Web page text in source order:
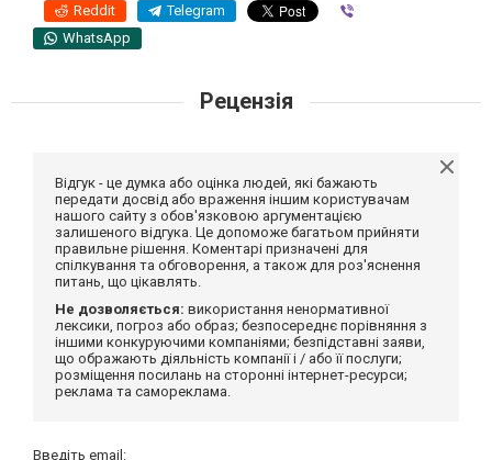
Reddit Telegram
WhatsApp
Рецензія
Відгук - це думка або оцінка людей, які бажають
передати досвід або враження іншим користувачам
нашого сайту з обов'язковою аргументацією
залишеного відгука. Це допоможе багатьом прийняти
правильне рішення. Коментарі призначені для
спілкування та обговорення, а також для роз'яснення
питань, що цікавлять.
Не дозволяється: використання ненормативної
лексики, погроз або образ; безпосереднє порівняння з
іншими конкуруючими компаніями; безпідставні заяви,
що ображають діяльність компанії і / або її послуги;
розміщення посилань на сторонні інтернет-ресурси;
реклама та самореклама.
Введіть email: